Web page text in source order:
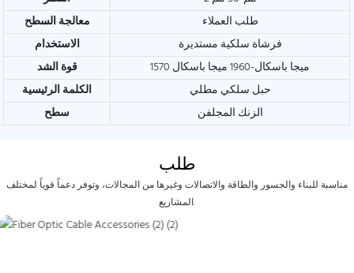
معالجة السطح
طلب العملاء
الاستخدام
فرشاة سلكية مستديرة
قوة الشد
1570 ميجا باسكال-1960 ميجا باسكال
الكلمة الرئيسية
حبل سلكي مطلي
سطح
الزنك المجلفن
طلب
مناسبة للبناء والجسور والطاقة والاتصالات وغيرها من المجالات، وتوفر دعماً قوياً لمختلف
المشاريع.